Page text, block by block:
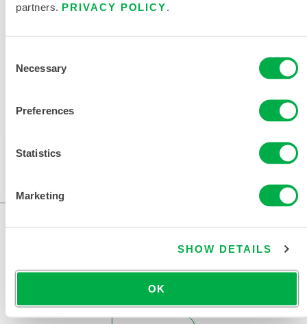
partners. PRIVACY POLICY
Selection
Necessary
Preferences
Statistics
Marketing
SHOW DETAILS
OK
相关文件
销售区域包括：墨西哥、南美洲、欧洲、印度、非洲、中
东、南极洲、俄罗斯。
此产品通常不在您所在的区域销售。您可以在页面顶部